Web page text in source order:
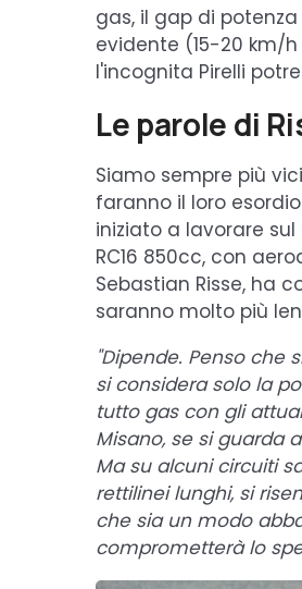
gas, il gap di
evidente (15-20 km/
l'incognita Pirelli
Le parole di
Siamo sempre più
faranno il loro
iniziato a lavorare
RC16 850cc, con
Sebastian Risse, ha
saranno molto più
"Dipende. Penso che
si considera solo la
tutto gas con gli
Misano, se si guarda
Ma su alcuni circuiti
rettilinei lunghi, si
che sia un modo
comprometterà lo